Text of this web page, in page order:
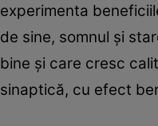
experimenta
de sine, somnul și
bine și care cresc
sinaptică, cu efect